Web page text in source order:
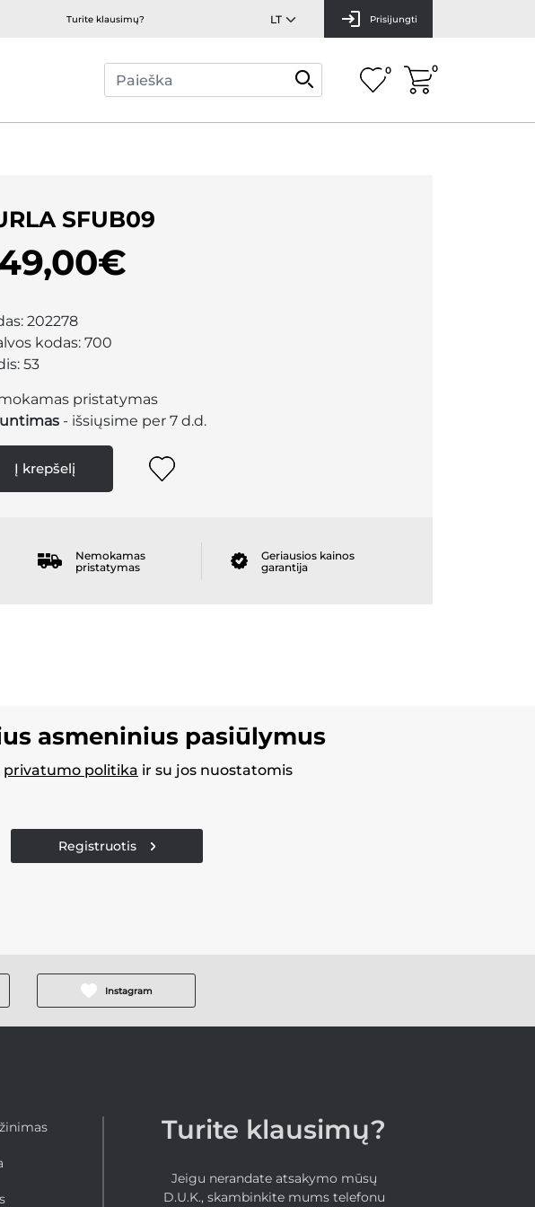
Turite klausimų? Prisijungti
0 0
SFUB09
202278
kodas: 700
53
pristatymas
- išsiųsime per 7 d.d.
Į krepšelį
Nemokamas
pristatymas
Geriausios kainos
garantija
asmeninius pasiūlymus
privatumo politika ir su jos nuostatomis
Registruotis
Instagram
Turite klausimų?
Jeigu nerandate atsakymo mūsų
D.U.K., skambinkite mums telefonu